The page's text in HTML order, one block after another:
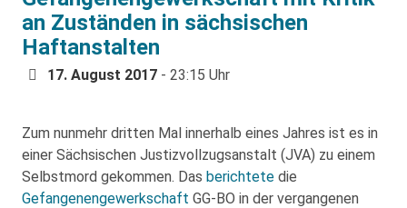
an Zuständen in sächsischen
Haftanstalten
17. August 2017 - 23:15 Uhr
Zum nunmehr dritten Mal innerhalb eines Jahres ist es in
einer Sächsischen Justizvollzugsanstalt (JVA) zu einem
Selbstmord gekommen. Das berichtete die
Gefangenengewerkschaft GG-BO in der vergangenen